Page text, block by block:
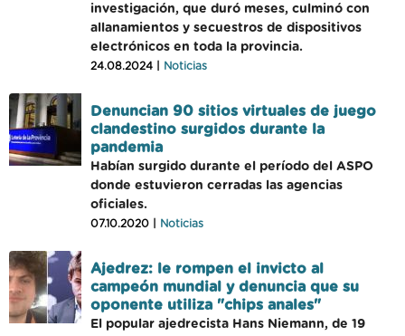
investigación, que duró meses, culminó con
allanamientos y secuestros de dispositivos
electrónicos en toda la provincia.
24.08.2024 | Noticias
Denuncian 90 sitios virtuales de juego
clandestino surgidos durante la
pandemia
Habían surgido durante el período del ASPO
donde estuvieron cerradas las agencias
oficiales.
07.10.2020 | Noticias
Ajedrez: le rompen el invicto al
campeón mundial y denuncia que su
oponente utiliza "chips anales"
El popular ajedrecista Hans Niemann, de 19